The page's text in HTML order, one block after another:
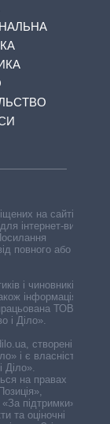
на сайті,
інтернет-видань
повного або
і чиновників,
інформація про
ТОВ «ІА
і Діло».
створені ГО
і є власністю
Діло».
на правах
підтримки».
та оціночні